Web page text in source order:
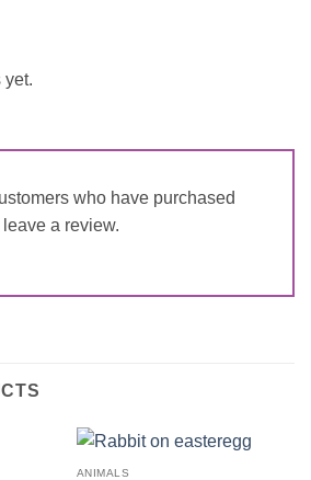
yet.
who have purchased
a review.
ANIMALS